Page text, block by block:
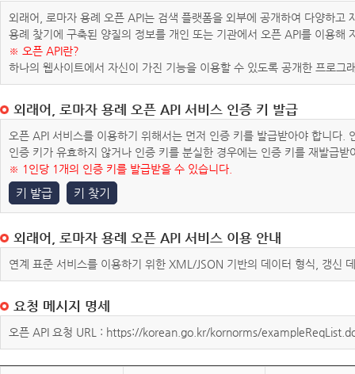
외래어, 로마자 용례 오픈 API는 검색 플랫폼을 외부에 공개하여 다양하
용례 찾기에 구축된 양질의 정보를 개인 또는 기관에서 오픈 API를 이용해
※ 오픈 API란?
하나의 웹사이트에서 자신이 가진 기능을 이용할 수 있도록 공개한 프로그
외래어, 로마자 용례 오픈 API 서비스 인증 키 발급
오픈 API 서비스를 이용하기 위해서는 먼저 인증 키를 발급받아야 합니다
인증 키가 유효하지 않거나 인증 키를 분실한 경우에는 인증 키를 재발급받
※ 1인당 1개의 인증 키를 발급받을 수 있습니다.
키 발급 키 찾기
외래어, 로마자 용례 오픈 API 서비스 이용 안내
연계 표준 서비스를 이용하기 위한 XML/JSON 기반의 데이터 형식, 갱신
요청 메시지 명세
오픈 API 요청 URL : https://korean.go.kr/kornorms/